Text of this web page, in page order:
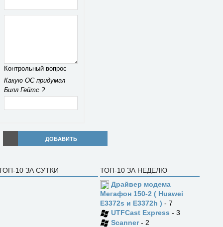
Контрольный вопрос
Какую ОС придумал
Билл Гейтс ?
ДОБАВИТЬ
10 ЗА СУТКИ
ТОП-10 ЗА НЕДЕЛЮ
Драйвер модема
Мегафон 150-2 ( Huawei
E3372s и E3372h ) - 7
UTFCast Express - 3
Scanner- 2